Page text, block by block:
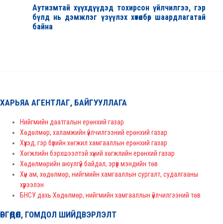
Аутизмтай хүүхдүүдэд тохирсон үйлчилгээ, гэр
бүлд нь дэмжлэг үзүүлэх хөтөлбөр шаардлагатай
байна
ХАРЬЯА АГЕНТЛАГ, БАЙГУУЛЛАГА
Нийгмийн даатгалын ерөнхий газар
Хөдөлмөр, халамжийн үйлчилгээний ерөнхий газар
Хүүхэд, гэр бүлийн хөгжил хамгааллын ерөнхий газар
Хөгжлийн бэрхшээлтэй хүний хөгжлийн ерөнхий газар
Хөдөлмөрийн аюулгүй байдал, эрүүл мэндийн төв
Хүн ам, хөдөлмөр, нийгмийн хамгааллын сургалт, судалгааны
хүрээлэн
БНСУ дахь Хөдөлмөр, нийгмийн хамгааллын үйлчилгээний төв
ӨРГӨДӨЛ, ГОМДОЛ ШИЙДВЭРЛЭЛТ